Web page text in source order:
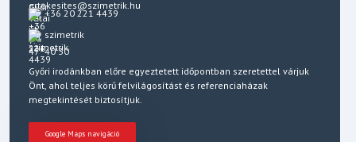
+36 20 221 4439
szimetrik
Győri irodánkban előre egyeztetett időpontban szeretettel várjuk
Önt, ahol teljes körű felvilágosítást és referenciaházak
megtekintését biztosítjuk.
Google Maps navigáció